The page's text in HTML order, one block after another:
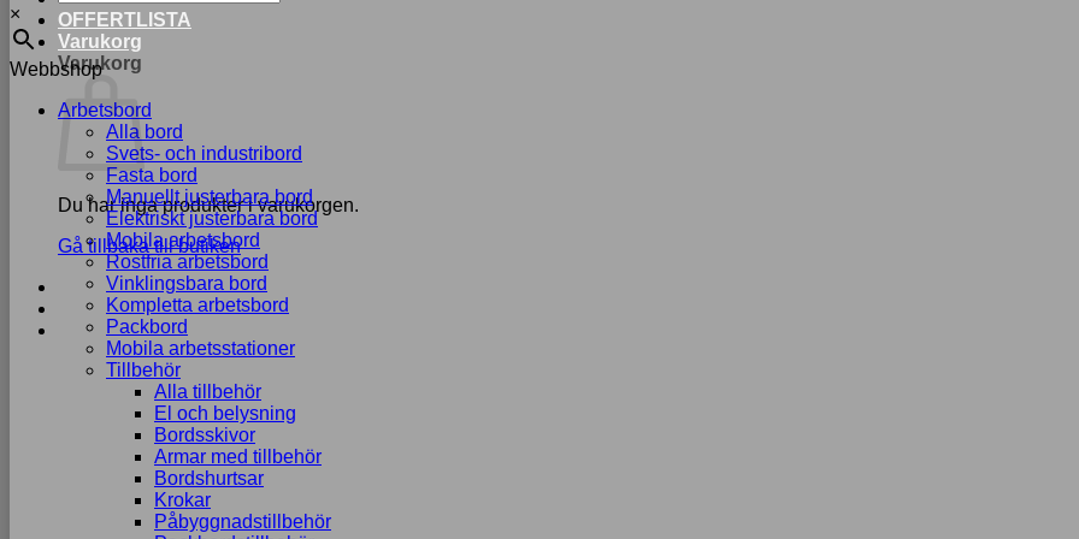
OFFERTLISTA
Varukorg
Varukorg
Du har inga produkter i varukorgen.
Gå tillbaka till butiken
×
Webbshop
Arbetsbord
Alla bord
Svets- och industribord
Fasta bord
Manuellt justerbara bord
Elektriskt justerbara bord
Mobila arbetsbord
Rostfria arbetsbord
Vinklingsbara bord
Kompletta arbetsbord
Packbord
Mobila arbetsstationer
Tillbehör
Alla tillbehör
El och belysning
Bordsskivor
Armar med tillbehör
Bordshurtsar
Krokar
Påbyggnadstillbehör